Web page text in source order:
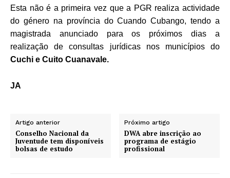
Esta não é a primeira vez que a PGR realiza actividade
do género na província do Cuando Cubango, tendo a
magistrada anunciado para os próximos dias a
realização de consultas jurídicas nos municípios do
Cuchi e Cuito Cuanavale.
JA
Artigo anterior
Conselho Nacional da
Juventude tem disponíveis
bolsas de estudo
Próximo artigo
DWA abre inscrição ao
programa de estágio
profissional